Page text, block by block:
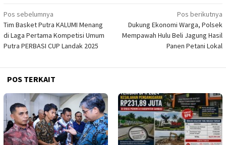
Navigasi
pos
Pos sebelumnya
Tim Basket Putra KALUMI Menang
di Laga Pertama Kompetisi Umum
Putra PERBASI CUP Landak 2025
Pos berikutnya
Dukung Ekonomi Warga, Polsek
Mempawah Hulu Beli Jagung Hasil
Panen Petani Lokal
POS TERKAIT